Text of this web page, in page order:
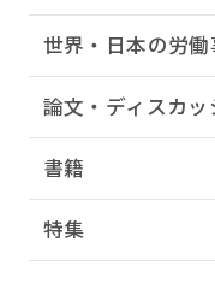
世界・日本の労働
論文・ディスカ
書籍
特集